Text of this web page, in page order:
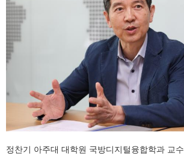
정찬기 아주대 대학원 국방디지털융합학과 교수